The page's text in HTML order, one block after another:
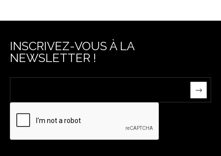
INSCRIVEZ-VOUS À LA
NEWSLETTER !